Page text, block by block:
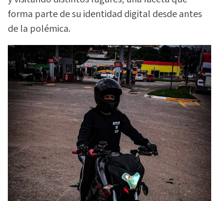
forma parte de su identidad digital desde antes
de la polémica.